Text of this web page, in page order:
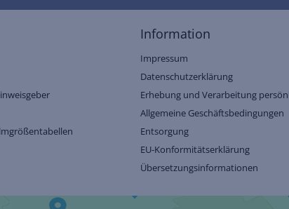
Information
Impressum
Datenschutzerklärung
Erhebung und Verarbeitung
Allgemeine Geschäftsbedingungen
Entsorgung
EU-Konformitätserklärung
Übersetzungsinformationen